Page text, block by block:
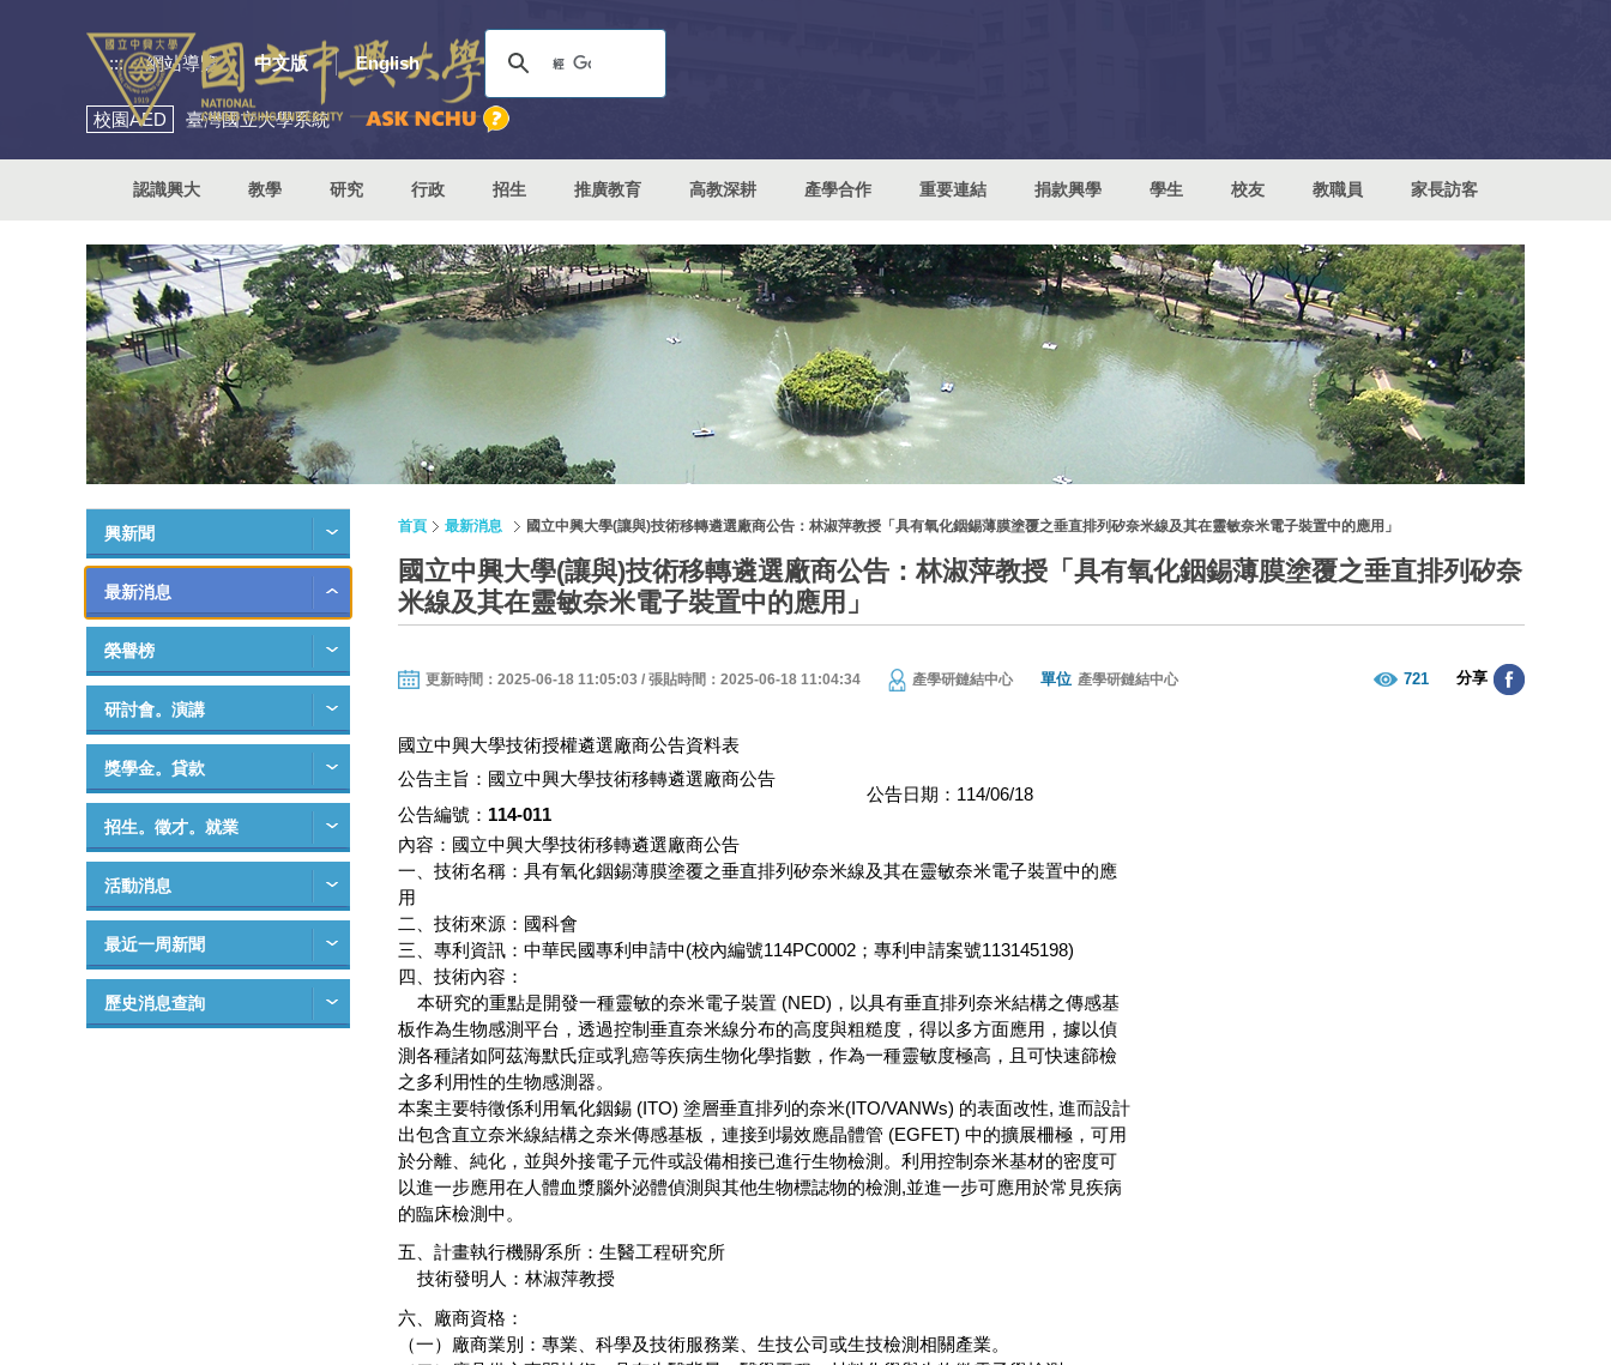
::: 網站導覽 中文版 English
校園AED 臺灣國立大學系統
認識興大 教學 研究 行政 招生 推廣教育 高教深耕 產學合作 重要連結 捐款興學 學生 校友 教職員 家長訪客
興新聞
最新消息
榮譽榜
研討會。演講
獎學金。貸款
招生。徵才。就業
活動消息
最近一周新聞
歷史消息查詢
首頁 最新消息 國立中興大學(讓與)技術移轉遴選廠商公告：林淑萍教授「具有氧化銦錫薄膜塗覆之垂直排列矽奈米線及其在靈敏奈米電子裝置中的應用」
國立中興大學(讓與)技術移轉遴選廠商公告：林淑萍教授「具有氧化銦錫薄膜塗覆之垂直排列矽奈
米線及其在靈敏奈米電子裝置中的應用」
更新時間：2025-06-18 11:05:03 / 張貼時間：2025-06-18 11:04:34 產學研鏈結中心 單位 產學研鏈結中心 721 分享
國立中興大學技術授權遴選廠商公告資料表
公告主旨：國立中興大學技術移轉遴選廠商公告
公告日期：114/06/18
公告編號： 114-011
內容：國立中興大學技術移轉遴選廠商公告
一、技術名稱：具有氧化銦錫薄膜塗覆之垂直排列矽奈米線及其在靈敏奈米電子裝置中的應
用
二、技術來源：國科會
三、專利資訊：中華民國專利申請中(校內編號114PC0002；專利申請案號113145198)
四、技術內容：
本研究的重點是開發一種靈敏的奈米電子裝置 (NED)，以具有垂直排列奈米結構之傳感基
板作為生物感測平台，透過控制垂直奈米線分布的高度與粗糙度，得以多方面應用，據以偵
測各種諸如阿茲海默氏症或乳癌等疾病生物化學指數，作為一種靈敏度極高，且可快速篩檢
之多利用性的生物感測器。
本案主要特徵係利用氧化銦錫 (ITO) 塗層垂直排列的奈米(ITO/VANWs) 的表面改性, 進而設計
出包含直立奈米線結構之奈米傳感基板，連接到場效應晶體管 (EGFET) 中的擴展柵極，可用
於分離、純化，並與外接電子元件或設備相接已進行生物檢測。利用控制奈米基材的密度可
以進一步應用在人體血漿腦外泌體偵測與其他生物標誌物的檢測,並進一步可應用於常見疾病
的臨床檢測中。
五、計畫執行機關∕系所：生醫工程研究所
技術發明人：林淑萍教授
六、廠商資格：
（一）廠商業別：專業、科學及技術服務業、生技公司或生技檢測相關產業。